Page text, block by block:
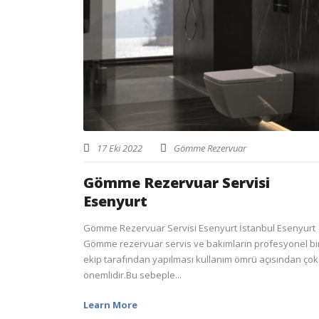
17 Eki 2022 Gömme Rezervuar
Gömme Rezervuar Servisi
Esenyurt
Gömme Rezervuar Servisi Esenyurt İstanbul Esenyurt
Gömme rezervuar servis ve bakımların profesyonel
ekip tarafından yapılması kullanım ömrü açısından çok
önemlidir.Bu sebeple...
Learn More